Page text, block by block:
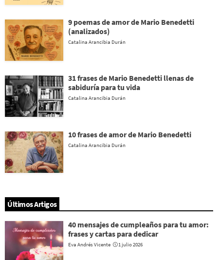
9 poemas de amor de Mario Benedetti
(analizados)
Catalina Arancibia Durán
31 frases de Mario Benedetti llenas de
sabiduría para tu vida
Catalina Arancibia Durán
10 frases de amor de Mario Benedetti
Catalina Arancibia Durán
Últimos Artigos
40 mensajes de cumpleaños para tu amor:
frases y cartas para dedicar
Eva Andrés Vicente 1 julio 2026